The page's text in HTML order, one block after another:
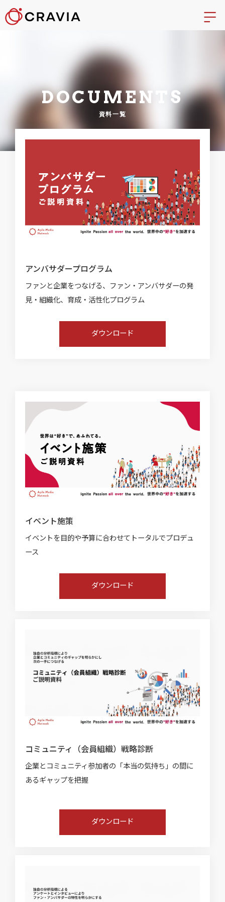
DOCUMENTS
資料一覧
アンバサダープログラム
ファンと企業をつなげる、ファン・アンバサダーの発
見・組織化、育成・活性化プログラム
ダウンロード
イベント施策
イベントを目的や予算に合わせてトータルでプロデュ
ース
ダウンロード
コミュニティ（会員組織）戦略診断
企業とコミュニティ参加者の「本当の気持ち」の間に
あるギャップを把握
ダウンロード